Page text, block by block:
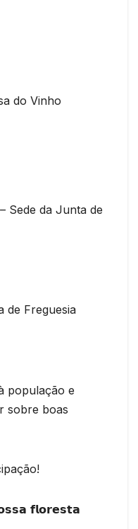
do Vinho
Sede da Junta de
de Freguesia
população e
sobre boas
𝗳𝗹𝗼𝗿𝗲𝘀𝘁𝗮